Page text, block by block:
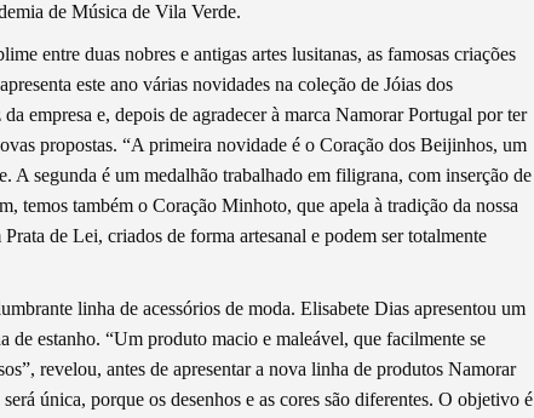
de Música de Vila Verde.
entre duas nobres e antigas artes lusitanas, as famosas criações
este ano várias novidades na coleção de Jóias dos
empresa e, depois de agradecer à marca Namorar Portugal por ter
propostas. “A primeira novidade é o Coração dos Beijinhos, um
A segunda é um medalhão trabalhado em filigrana, com inserção de
temos também o Coração Minhoto, que apela à tradição da nossa
de Lei, criados de forma artesanal e podem ser totalmente
linha de acessórios de moda. Elisabete Dias apresentou um
de estanho. “Um produto macio e maleável, que facilmente se
revelou, antes de apresentar a nova linha de produtos Namorar
única, porque os desenhos e as cores são diferentes. O objetivo é